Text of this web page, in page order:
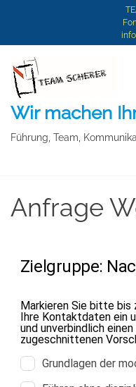
Wir machen
Führung, Team,
Anfrage
Zielgruppe:
Markieren Sie bitte bis
Ihre Kontaktdaten ein
und unverbindlich
zugeschnittenen
Grundlagen der